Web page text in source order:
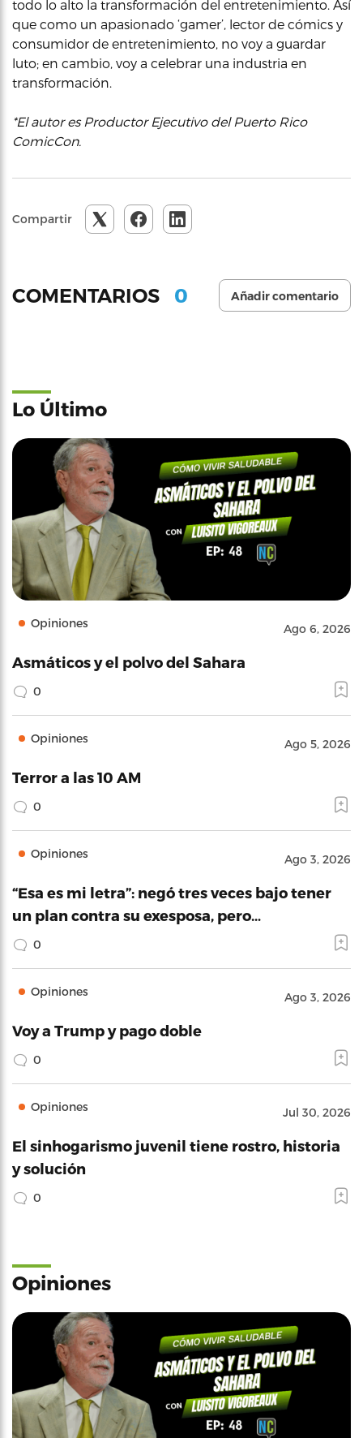
todo lo alto la transformación del entretenimiento. Así
que como un apasionado ‘gamer’, lector de cómics y
consumidor de entretenimiento, no voy a guardar
luto; en cambio, voy a celebrar una industria en
transformación.
*El autor es Productor Ejecutivo del Puerto Rico
ComicCon.
Compartir
COMENTARIOS 0 Añadir comentario
Lo Último
Opiniones Ago 6, 2026
Asmáticos y el polvo del Sahara
0
Opiniones Ago 5, 2026
Terror a las 10 AM
0
Opiniones Ago 3, 2026
“Esa es mi letra”: negó tres veces bajo tener
un plan contra su exesposa, pero…
0
Opiniones Ago 3, 2026
Voy a Trump y pago doble
0
Opiniones Jul 30, 2026
El sinhogarismo juvenil tiene rostro, historia
y solución
0
Opiniones